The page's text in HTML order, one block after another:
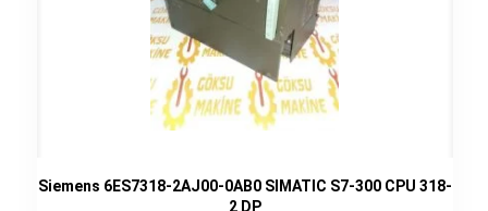
Siemens 6ES7318-2AJ00-0AB0 SIMATIC S7-300 CPU 318-
2 DP